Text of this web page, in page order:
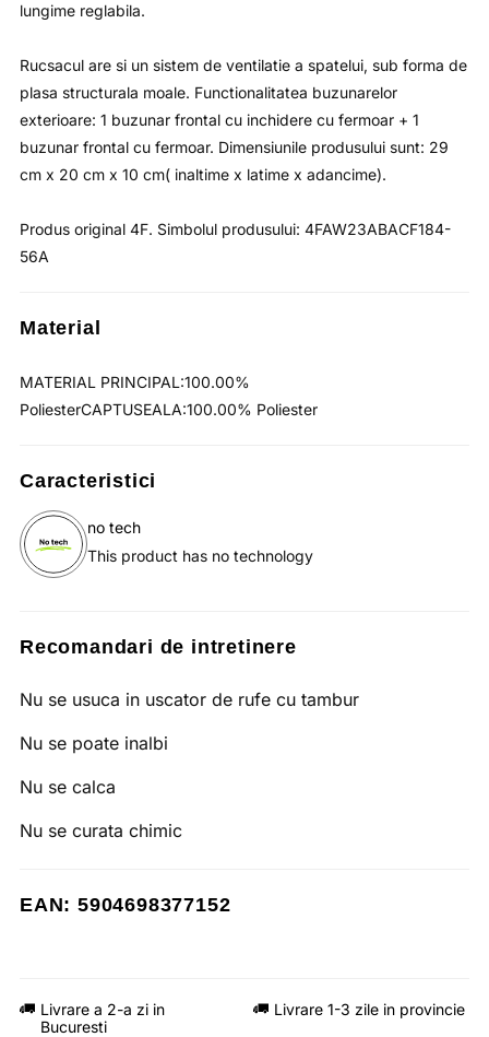
lungime reglabila.
Rucsacul are si un sistem de ventilatie a spatelui, sub forma de
plasa structurala moale. Functionalitatea buzunarelor
exterioare: 1 buzunar frontal cu inchidere cu fermoar + 1
buzunar frontal cu fermoar. Dimensiunile produsului sunt: 29
cm x 20 cm x 10 cm( inaltime x latime x adancime).
Produs original 4F. Simbolul produsului: 4FAW23ABACF184-
56A
Material
MATERIAL PRINCIPAL:100.00%
PoliesterCAPTUSEALA:100.00% Poliester
Caracteristici
no tech
This product has no technology
Recomandari de intretinere
Nu se usuca in uscator de rufe cu tambur
Nu se poate inalbi
Nu se calca
Nu se curata chimic
EAN: 5904698377152
Livrare a 2-a zi in
Bucuresti
Livrare 1-3 zile in provincie